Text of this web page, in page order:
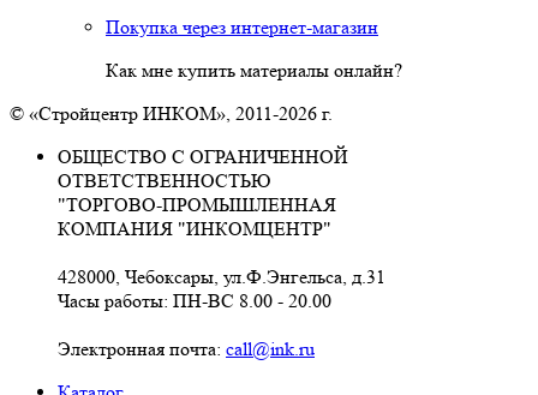
Покупка через интернет-магазин
Как мне купить материалы онлайн?
© «Стройцентр ИНКОМ», 2011-2026 г.
ОБЩЕСТВО С ОГРАНИЧЕННОЙ
ОТВЕТСТВЕННОСТЬЮ
"ТОРГОВО-ПРОМЫШЛЕННАЯ
КОМПАНИЯ "ИНКОМЦЕНТР"
428000, Чебоксары, ул.Ф.Энгельса, д.31
Часы работы: ПН-ВС 8.00 - 20.00
Электронная почта: call@ink.ru